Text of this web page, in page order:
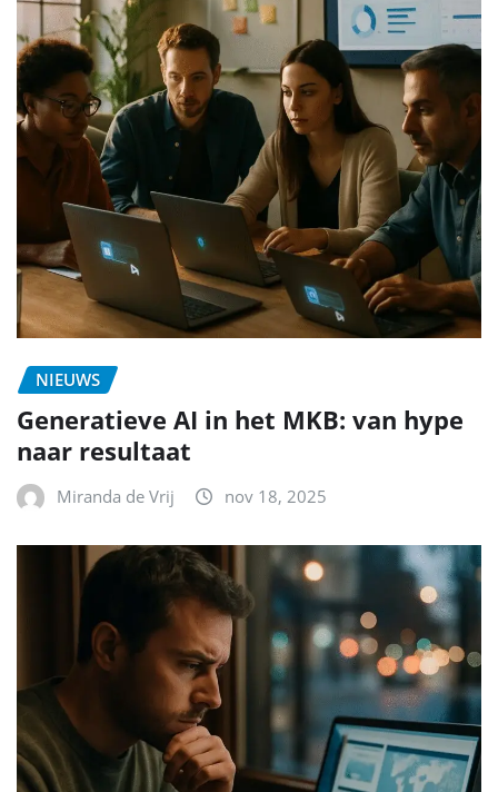
NIEUWS
Generatieve AI in het MKB: van hype
naar resultaat
Miranda de Vrij nov 18, 2025